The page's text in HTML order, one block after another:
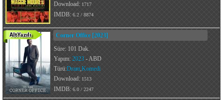
Download: 1717
IMDB: 6.2 / 8874
Corner Office [2023]
Süre: 101 Dak.
Yapım: 2023 - ABD
Türü:Dram,Komedi
Download: 1513
IMDB: 6.0 / 2247